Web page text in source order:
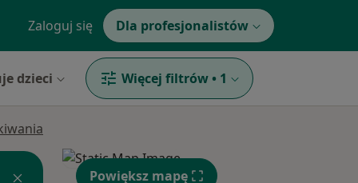
Zaloguj się Dla profesjonalistów
dzieci Więcej filtrów • 1
Powiększ mapę